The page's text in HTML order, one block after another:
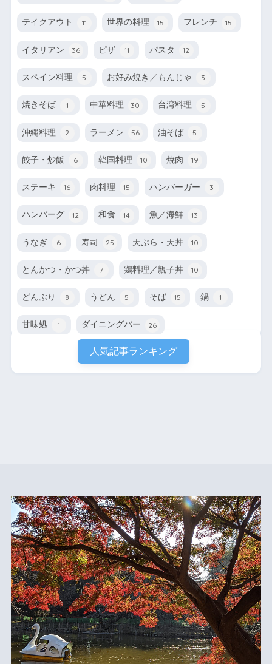
テイクアウト 11 世界の料理 15 フレンチ 15
イタリアン 36 ピザ 11 パスタ 12
スペイン料理 5 お好み焼き／もんじゃ 3
焼きそば 1 中華料理 30 台湾料理 5
沖縄料理 2 ラーメン 56 油そば 5
餃子・炒飯 6 韓国料理 10 焼肉 19
ステーキ 16 肉料理 15 ハンバーガー 3
ハンバーグ 12 和食 14 魚／海鮮 13
うなぎ 6 寿司 25 天ぷら・天丼 10
とんかつ・かつ丼 7 鶏料理／親子丼 10
どんぶり 8 うどん 5 そば 15 鍋 1
甘味処 1 ダイニングバー 26
人気記事ランキング